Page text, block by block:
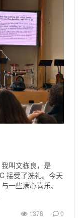
叫文栋良，是
接受了洗礼。今天
一些满心喜乐、
1378 0